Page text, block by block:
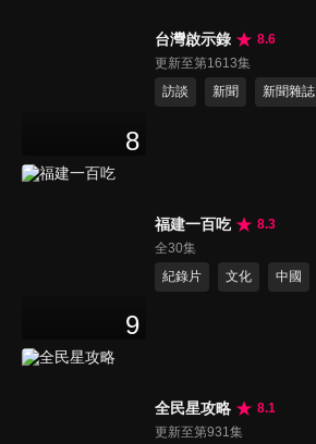
8
台灣啟示錄
8.6
更新至第1613集
訪談
新聞 新聞雜誌
9
福建一百吃
8.3
全30集
紀錄片
文化 中國
全民星攻略
8.1
更新至第931集